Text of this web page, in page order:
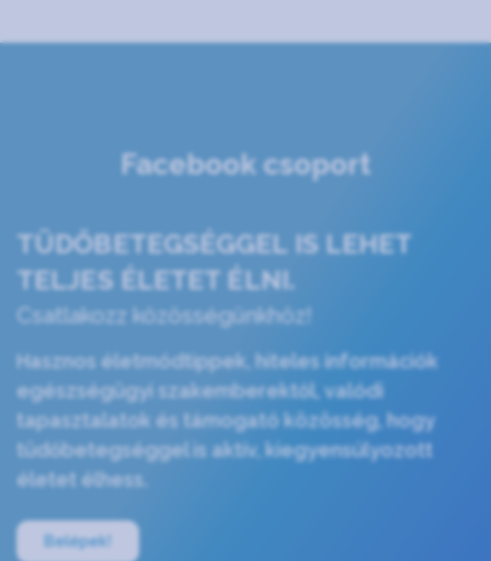
Facebook csoport
TÜDŐBETEGSÉGGEL IS LEHET
TELJES ÉLETET ÉLNI.
Csatlakozz közösségünkhöz!
Hasznos életmódtippek, hiteles információk
egészségügyi szakemberektől, valódi
tapasztalatok és támogató közösség, hogy
tüdőbetegséggel is aktív, kiegyensúlyozott
életet élhess.
Belépek!